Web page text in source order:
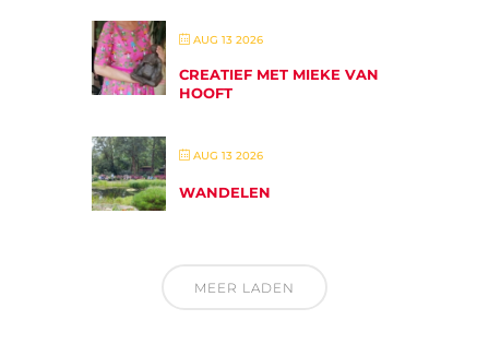
AUG 13 2026
CREATIEF MET MIEKE VAN
HOOFT
AUG 13 2026
WANDELEN
MEER LADEN